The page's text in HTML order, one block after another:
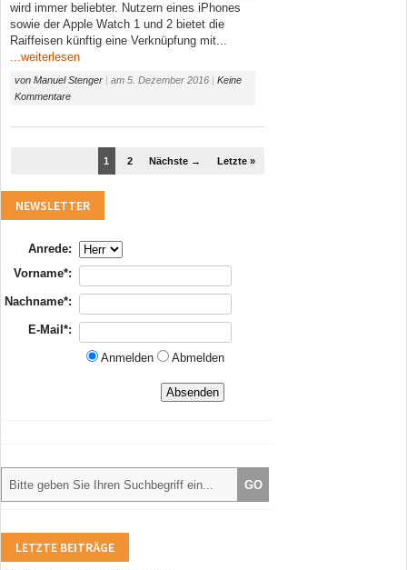
wird immer beliebter. Nutzern eines iPhones
sowie der Apple Watch 1 und 2 bietet die
Raiffeisen künftig eine Verknüpfung mit...
...weiterlesen
von Manuel Stenger | am 5. Dezember 2016 | Keine
Kommentare
1 2 Nächste → Letzte »
NEWSLETTER
Anrede:
Vorname*:
Nachname*:
E-Mail*:
Anmelden Abmelden
LETZTE BEITRÄGE